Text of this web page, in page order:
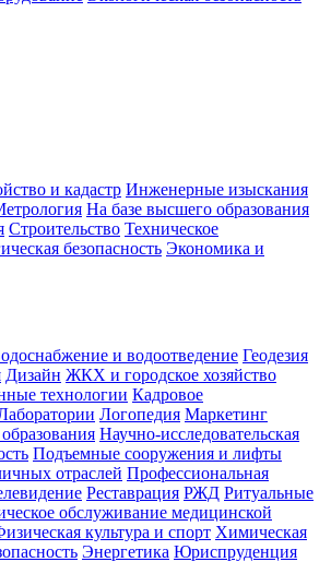
и кадастр Инженерные изыскания
На базе высшего образования
Строительство Техническое
безопасность Экономика и
и водоотведение Геодезия
Дизайн ЖКХ и городское хозяйство
технологии Кадровое
Логопедия Маркетинг
Научно-исследовательская
Подъемные сооружения и лифты
отраслей Профессиональная
Реставрация РЖД Ритуальные
обслуживание медицинской
культура и спорт Химическая
Энергетика Юриспруденция